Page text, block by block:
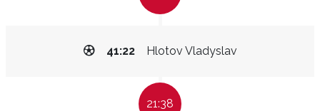
Hlotov Vladyslav
41:22
21:38